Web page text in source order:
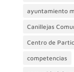
ayuntamiento
Canillejas
Centro de
competencias